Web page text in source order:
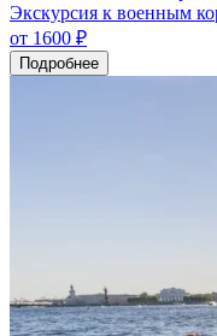
Экскурсия к военным
от 1600 ₽
Подробнее